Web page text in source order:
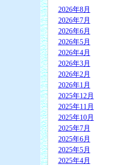
2026年8月
2026年7月
2026年6月
2026年5月
2026年4月
2026年3月
2026年2月
2026年1月
2025年12月
2025年11月
2025年10月
2025年7月
2025年6月
2025年5月
2025年4月